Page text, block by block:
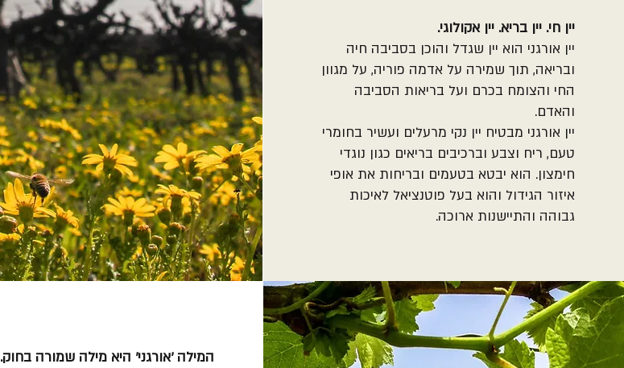
יין חי. יין בריא. יין אקולוגי.
יין אורגני הוא יין שגדל והוכן בסביבה חיה
ובריאה, תוך שמירה על אדמה פוריה, על מגוון
החי והצומח בכרם ועל בריאות הסביבה
והאדם.
יין אורגני מבטיח יין נקי מרעלים ועשיר בחומרי
טעם, ריח וצבע וברכיבים בריאים כגון נוגדי
חימצון. הוא יבטא בטעמים ובריחות את אופי
איזור הגידול והוא בעל פוטנציאל לאיכות
גבוהה והתיישנות ארוכה.
המילה 'אורגני' היא מילה שמורה בחוק.